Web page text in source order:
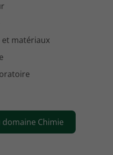
et matériaux
analyses médicales
pharmaceutique
Chimie